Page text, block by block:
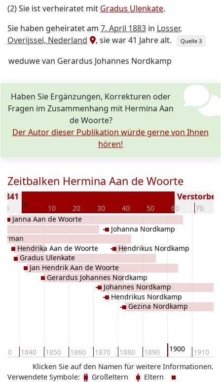
(2) Sie ist verheiratet mit Gradus Ulenkate.
Sie haben geheiratet am 7. April 1883 in Losser,
Overijssel, Nederland
, sie war 41 Jahre alt. Quelle 3
weduwe van Gerardus Johannes Nordkamp
Haben Sie Ergänzungen, Korrekturen oder
Fragen im Zusammenhang mit Hermina Aan
de Woorte?
Der Autor dieser Publikation würde gerne von Ihnen
hören!
Zeitbalken Hermina Aan de Woorte
0 10 20 30 40 50 60 70
1840 1850 1860 1870 1880 1890 1900 1910
Janna Aan de Woorte
Hendrika Aan de Woorte
Gradus Ulenkate
Jan Hendrik Aan de Woorte
Gerardus Johannes Nordkamp
Johannes Nordkamp
Johanna Nordkamp
Hendrikus Nordkamp
Hendrikus Nordkamp
Gezina Nordkamp
Klicken Sie auf den Namen für weitere Informationen.
Verwendete Symbole:
Großeltern
Eltern